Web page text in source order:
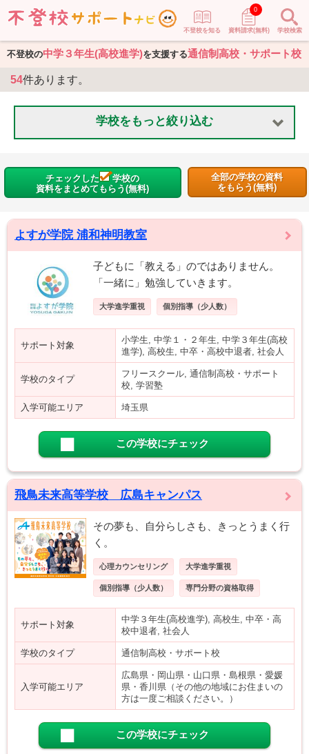
不登校を知る 資料請求(無料)
0
学校検索
不登校の中学３年生(高校進学)を支援する通信制高校・サポート校
54件あります。
学校をもっと絞り込む
チェックした
学校の
資料をまとめてもらう(無料)
全部の学校の資料
をもらう(無料)
よすが学院 浦和神明教室
子どもに「教える」のではありません。
「一緒に」勉強していきます。
大学進学重視 個別指導（少人数）
サポート対象
小学生, 中学１・２年生, 中学３年生(高校
進学), 高校生, 中卒・高校中退者, 社会人
学校のタイプ
フリースクール, 通信制高校・サポート
校, 学習塾
入学可能エリア 埼玉県
この学校にチェック
飛鳥未来高等学校 広島キャンパス
その夢も、自分らしさも、きっとうまく行
く。
心理カウンセリング 大学進学重視
個別指導（少人数） 専門分野の資格取得
サポート対象
中学３年生(高校進学), 高校生, 中卒・高
校中退者, 社会人
学校のタイプ 通信制高校・サポート校
入学可能エリア
広島県・岡山県・山口県・島根県・愛媛
県・香川県（その他の地域にお住まいの
方は一度ご相談ください。）
この学校にチェック